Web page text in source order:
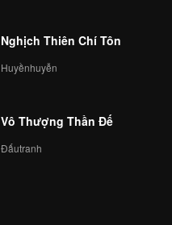
Nghịch Thiên Chí Tôn
Huyềnhuyễn
Vô Thượng Thần Đế
Đấutranh